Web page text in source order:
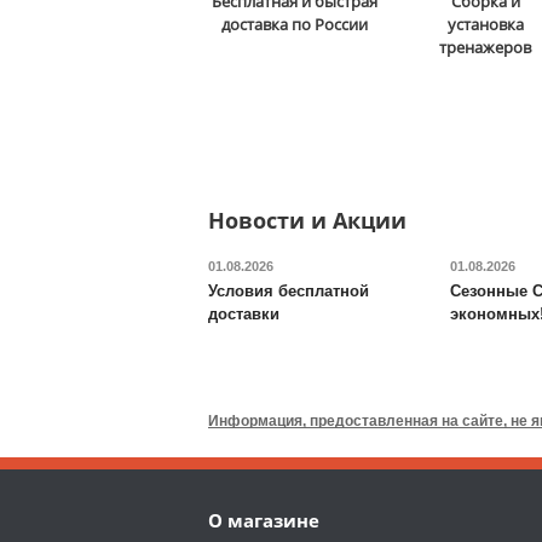
и отжиманий DFC
Power
дня
доставка по России
установка
тренажеров
Новости и Акции
01.08.2026
Условия бесплатной
доставки
01.08.2026
Сезонные
экономных!
Информация, предоставленная на сайте, не
О магазине